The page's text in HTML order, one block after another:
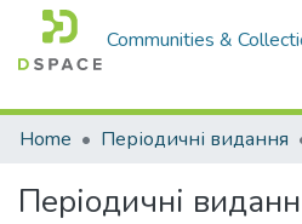
Communities &
Home
Періодичні видання
Періодичні